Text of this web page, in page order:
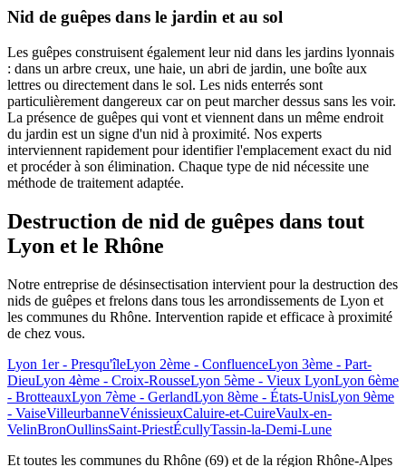
Nid de guêpes dans le jardin et au sol
Les guêpes construisent également leur nid dans les jardins lyonnais
: dans un arbre creux, une haie, un abri de jardin, une boîte aux
lettres ou directement dans le sol. Les nids enterrés sont
particulièrement dangereux car on peut marcher dessus sans les voir.
La présence de guêpes qui vont et viennent dans un même endroit
du jardin est un signe d'un nid à proximité. Nos experts
interviennent rapidement pour identifier l'emplacement exact du nid
et procéder à son élimination. Chaque type de nid nécessite une
méthode de traitement adaptée.
Destruction de nid de guêpes dans tout
Lyon et le Rhône
Notre entreprise de désinsectisation intervient pour la destruction des
nids de guêpes et frelons dans tous les arrondissements de Lyon et
les communes du Rhône. Intervention rapide et efficace à proximité
de chez vous.
Lyon 1er - Presqu'îleLyon 2ème - ConfluenceLyon 3ème - Part-
DieuLyon 4ème - Croix-RousseLyon 5ème - Vieux LyonLyon 6ème
- BrotteauxLyon 7ème - GerlandLyon 8ème - États-UnisLyon 9ème
- VaiseVilleurbanneVénissieuxCaluire-et-CuireVaulx-en-
VelinBronOullinsSaint-PriestÉcullyTassin-la-Demi-Lune
Et toutes les communes du Rhône (69) et de la région Rhône-Alpes